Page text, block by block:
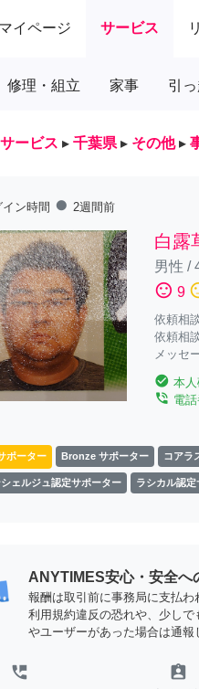
マイページ サービス
修理・組立 家事 引
サービス ▸ 千葉県 ▸ その他 ▸
ン時間 fiber_manual_record 2週間前
白露
男性 /
sentiment_satisfied 9
依頼相
依頼相
メッセ
check_circle 本
phone_in_talk 電
ポーター Bronze サポーター コアラ
ェルジュ認定サポーター ラシカル認
ANYTIMES安心・安全へ
報酬は取引前に事務局に支払わ
利用規約違反の恐れや、少し
やユーザーがあった場合は通報
perm_phone_msg assignment_ind